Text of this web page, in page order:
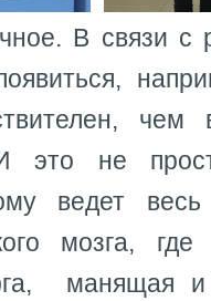
В связи с
чем
это не
ведет весь
мозга,
манящая и